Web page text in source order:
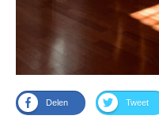
Delen Tweet